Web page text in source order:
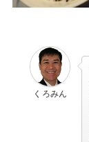
くろみん